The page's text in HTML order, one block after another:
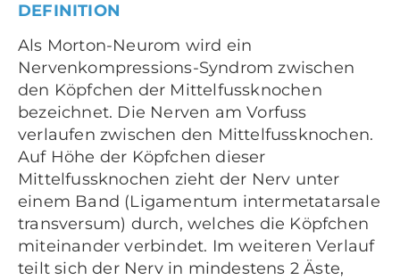
DEFINITION
Als Morton-Neurom wird ein
Nervenkompressions-Syndrom zwischen
den Köpfchen der Mittelfussknochen
bezeichnet. Die Nerven am Vorfuss
verlaufen zwischen den Mittelfussknochen.
Auf Höhe der Köpfchen dieser
Mittelfussknochen zieht der Nerv unter
einem Band (Ligamentum intermetatarsale
transversum) durch, welches die Köpfchen
miteinander verbindet. Im weiteren Verlauf
teilt sich der Nerv in mindestens 2 Äste,